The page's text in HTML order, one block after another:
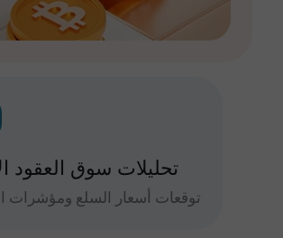
تحليلات سوق العقود
توقعات أسعار السلع ومؤشرات